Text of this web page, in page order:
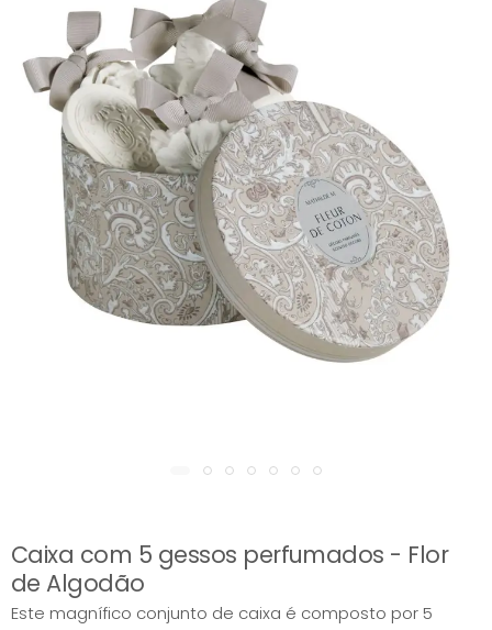
Caixa com 5 gessos perfumados - Flor
de Algodão
Este magnífico conjunto de caixa é composto por 5